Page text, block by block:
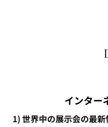
インター
1) 世界中の展示会の最